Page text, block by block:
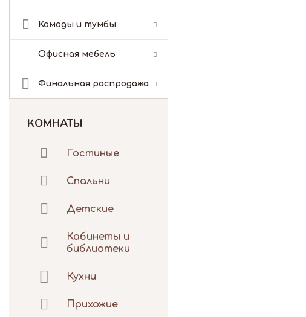
Комоды и тумбы
Офисная мебель
Финальная распродажа
КОМНАТЫ
Гостиные
Спальни
Детские
Кабинеты и
библиотеки
Кухни
Прихожие